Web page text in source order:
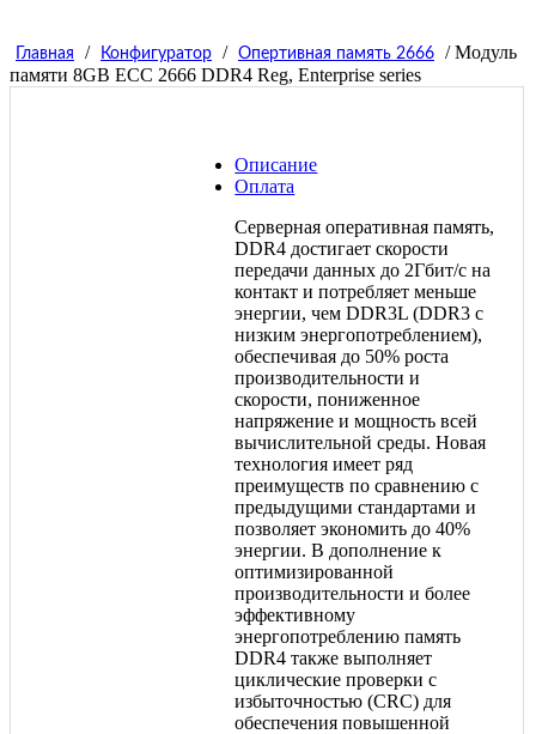
Главная / Конфигуратор / Опертивная память 2666
/ Модуль
памяти 8GB ECC 2666 DDR4 Reg, Enterprise series
Описание
Оплата
Серверная оперативная память,
DDR4 достигает скорости
передачи данных до 2Гбит/с на
контакт и потребляет меньше
энергии, чем DDR3L (DDR3 с
низким энергопотреблением),
обеспечивая до 50% роста
производительности и
скорости, пониженное
напряжение и мощность всей
вычислительной среды. Новая
технология имеет ряд
преимуществ по сравнению с
предыдущими стандартами и
позволяет экономить до 40%
энергии. В дополнение к
оптимизированной
производительности и более
эффективному
энергопотреблению память
DDR4 также выполняет
циклические проверки с
избыточностью (CRC) для
обеспечения повышенной